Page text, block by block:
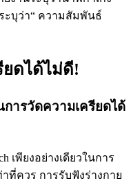
ะบุว่า“ ความสัมพันธ์
ยดได้ไม่ดี!
การวัดความเครียดได้
เพียงอย่างเดียวในการ
ที่ควร การรับฟังร่างกาย